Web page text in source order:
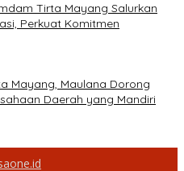
Tirta Mayang Salurkan
Perkuat Komitmen
Mayang, Maulana Dorong
Daerah yang Mandiri